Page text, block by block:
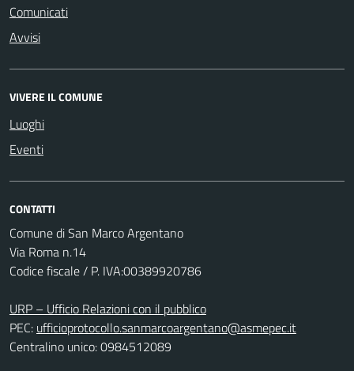
Comunicati
Avvisi
VIVERE IL COMUNE
Luoghi
Eventi
CONTATTI
Comune di San Marco Argentano
Via Roma n.14
Codice fiscale / P. IVA:00389920786
URP – Ufficio Relazioni con il pubblico
PEC: ufficioprotocollo.sanmarcoargentano@asmepec.it
Centralino unico: 0984512089